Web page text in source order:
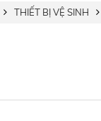
THIẾT BỊ VỆ SINH